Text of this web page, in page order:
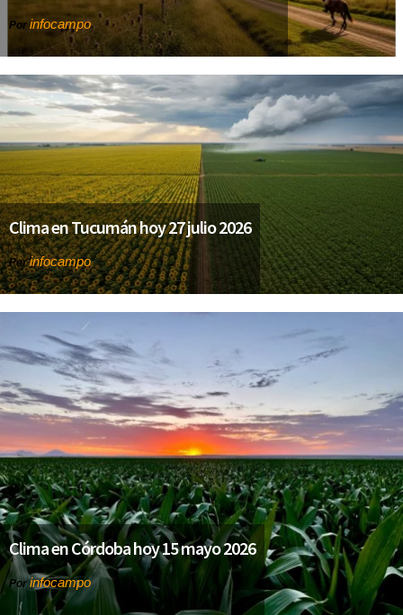
Por infocampo
Clima en Tucumán hoy 27 julio 2026
Porinfocampo
Clima en Córdoba hoy 15 mayo 2026
Porinfocampo